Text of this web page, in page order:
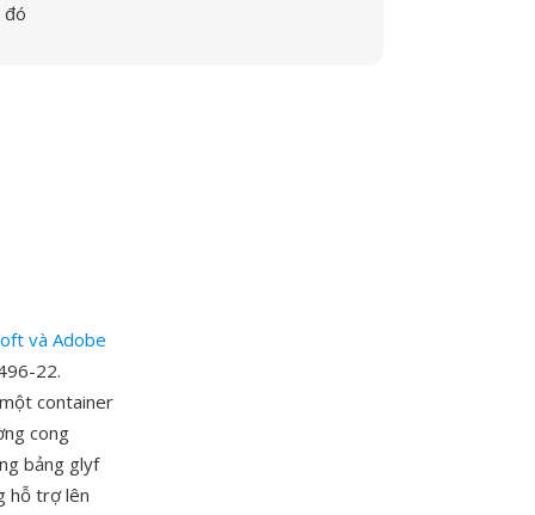
đó
và Adobe
22.
container
cong
bảng glyf
hỗ trợ lên